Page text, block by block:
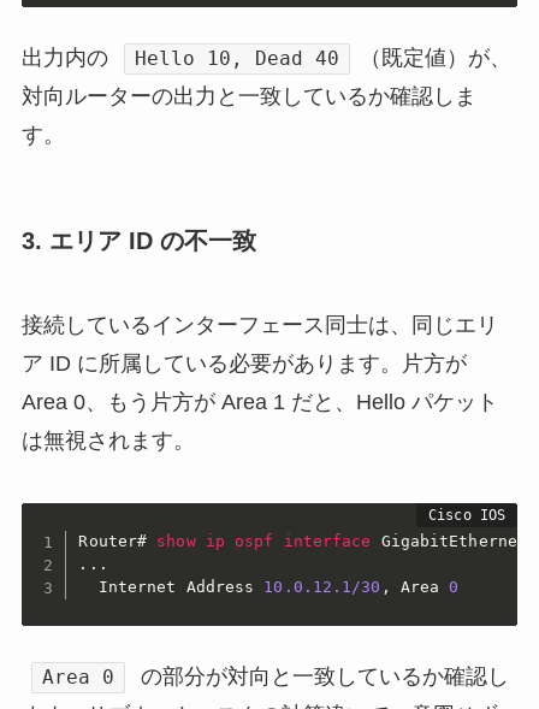
出力内の Hello 10, Dead 40
（既定値）が、
対向ルーターの出力と一致しているか確認しま
す。
3. エリア ID の不一致
接続しているインターフェース同士は、同じエリ
ア ID に所属している必要があります。片方が
Area 0、もう片方が Area 1 だと、Hello パケット
は無視されます。
Router# show ip ospf interface
...
  Internet Address
10.0.12.1/30 , Area 0
Area 0
の部分が対向と一致しているか確認し